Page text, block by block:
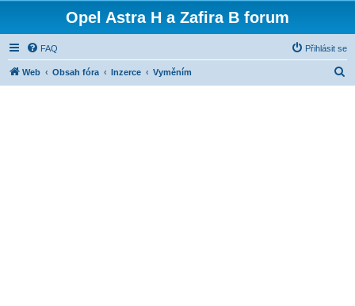
Opel Astra H a Zafira B forum
FAQ Přihlásit se
Web Obsah fóra Inzerce Vyměním